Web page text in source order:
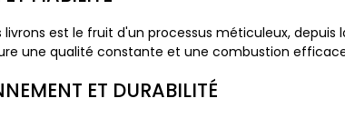
est le fruit d'un processus méticuleux,
une qualité constante et une combustion
ET DURABILITÉ